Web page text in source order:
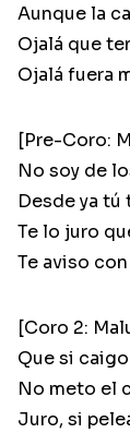
Aunque la
Ojalá que
Ojalá fuera
[Pre-Coro:
No soy de
Desde ya tú
Te lo juro
Te aviso
[Coro 2:
Que si
No meto el
Juro, si